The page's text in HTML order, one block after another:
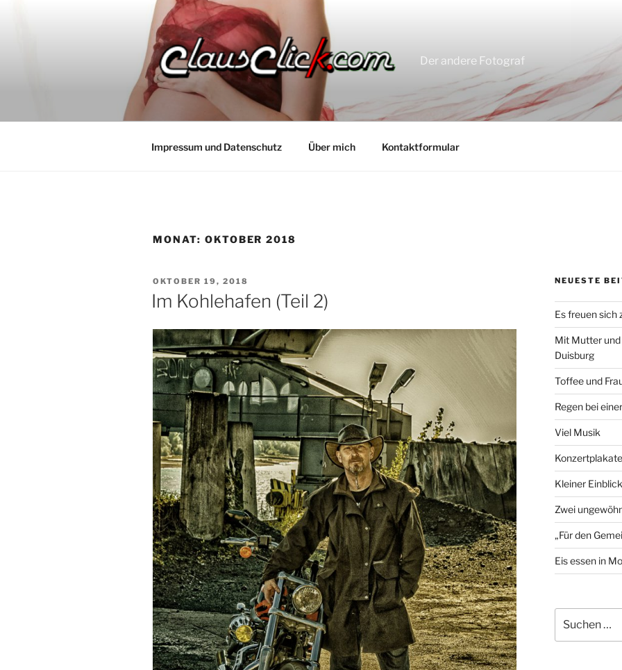
Der andere Fotograf
Impressum und Datenschutz Über mich Kontaktformular
MONAT: OKTOBER 2018
VERÖFFENTLICHT
AM
OKTOBER 19, 2018
Im Kohlehafen (Teil 2)
NEUESTE
Es freuen sich
Mit Mutter
Duisburg
Toffee und
Regen bei
Viel Musik
Konzertplakate
Kleiner Einblick
Zwei
„Für den
Eis essen in
nach: